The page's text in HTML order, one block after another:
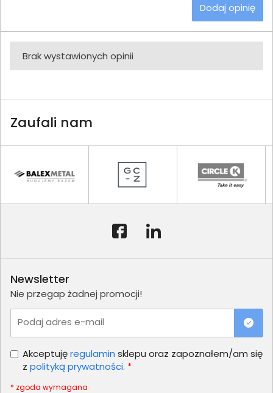
Dodaj opinię
Brak wystawionych opinii
Zaufali nam
Newsletter
Nie przegap żadnej promocji!
Podaj adres e-mail
Akceptujęregulamin sklepu oraz zapoznałem/am się
z polityką prywatności. *
* zgoda wymagana